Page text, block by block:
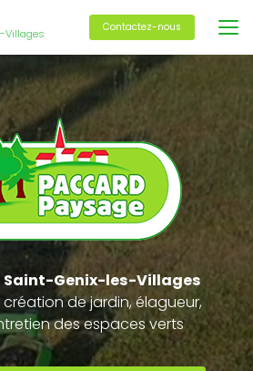
Villages Contactez-nous
Saint-Genix-les-Villages
de jardin, élagueur,
des espaces verts